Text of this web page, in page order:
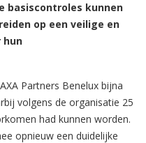
basiscontroles kunnen
op een veilige en
hun
Partners Benelux bijna
volgens de organisatie 25
had kunnen worden.
opnieuw een duidelijke